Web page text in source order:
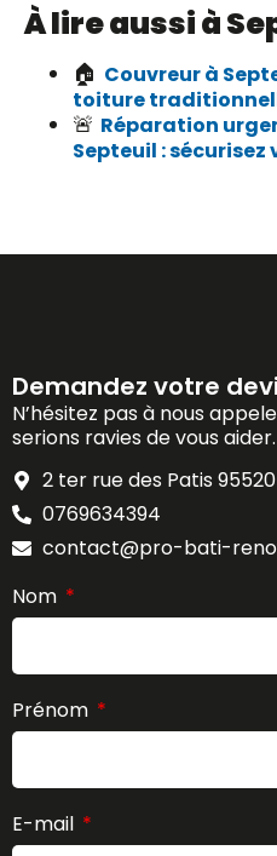
À lire aussi à
🏠 Couvreur à
toiture
🚨 Réparation
Septeuil :
Demandez votre
N’hésitez pas à nous
serions ravies de vous aider.
2 ter rue des Patis
0769634394
contact@pro-bati-
Nom
Prénom
E-mail